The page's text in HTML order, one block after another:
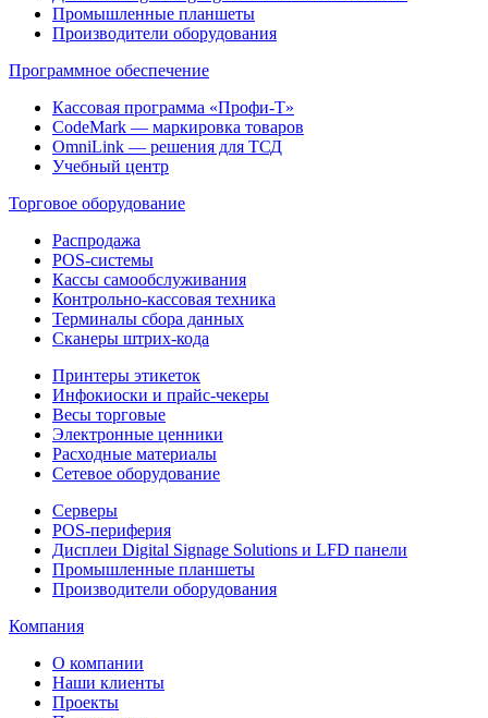
Промышленные планшеты
Производители оборудования
Программное обеспечение
Кассовая программа «Профи-Т»
CodeMark — маркировка товаров
OmniLink — решения для ТСД
Учебный центр
Торговое оборудование
Распродажа
POS-системы
Кассы самообслуживания
Контрольно-кассовая техника
Терминалы сбора данных
Сканеры штрих-кода
Принтеры этикеток
Инфокиоски и прайс-чекеры
Весы торговые
Электронные ценники
Расходные материалы
Сетевое оборудование
Серверы
POS-периферия
Дисплеи Digital Signage Solutions и LFD панели
Промышленные планшеты
Производители оборудования
Компания
О компании
Наши клиенты
Проекты